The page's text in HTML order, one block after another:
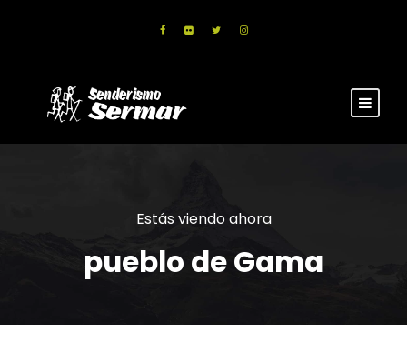
Estás viendo ahora
pueblo de Gama